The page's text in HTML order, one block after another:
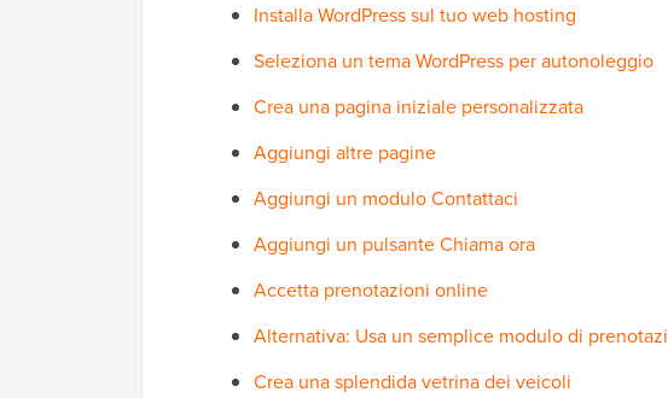
Installa WordPress sul tuo web hosting
Seleziona un tema WordPress per autonoleggio
Crea una pagina iniziale personalizzata
Aggiungi altre pagine
Aggiungi un modulo Contattaci
Aggiungi un pulsante Chiama ora
Accetta prenotazioni online
Alternativa: Usa un semplice modulo di
Crea una splendida vetrina dei veicoli